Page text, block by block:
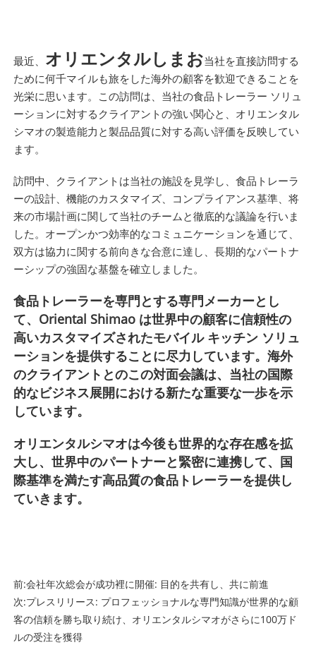
最近、 オリエンタルしまお当社を直接訪問する
ために何千マイルも旅をした海外の顧客を歓迎できることを
光栄に思います。この訪問は、当社の食品トレーラー ソリュ
ーションに対するクライアントの強い関心と、オリエンタル
シマオの製造能力と製品品質に対する高い評価を反映してい
ます。
訪問中、クライアントは当社の施設を見学し、食品トレーラ
ーの設計、機能のカスタマイズ、コンプライアンス基準、将
来の市場計画に関して当社のチームと徹底的な議論を行いま
した。オープンかつ効率的なコミュニケーションを通じて、
双方は協力に関する前向きな合意に達し、長期的なパートナ
ーシップの強固な基盤を確立しました。
食品トレーラーを専門とする専門メーカーとし
て、Oriental Shimao は世界中の顧客に信頼性の
高いカスタマイズされたモバイル キッチン ソリュ
ーションを提供することに尽力しています。海外
のクライアントとのこの対面会議は、当社の国際
的なビジネス展開における新たな重要な一歩を示
しています。
オリエンタルシマオは今後も世界的な存在感を拡
大し、世界中のパートナーと緊密に連携して、国
際基準を満たす高品質の食品トレーラーを提供し
ていきます。
前:会社年次総会が成功裡に開催: 目的を共有し、共に前進
次:プレスリリース: プロフェッショナルな専門知識が世界的な顧
客の信頼を勝ち取り続け、オリエンタルシマオがさらに100万ド
ルの受注を獲得